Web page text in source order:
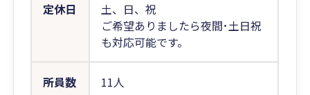
定休日
土、日、祝
ご希望ありましたら夜間･土日祝
も対応可能です。
所員数 11人